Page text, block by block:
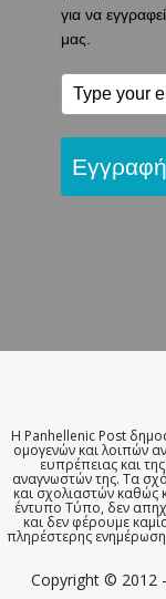
για να
μας.
Εγγραφή
Η Panhellenic Post
ομογενών και λοιπών
ευπρέπειας και
αναγνωστών της. Τα
και σχολιαστών καθώς
έντυπο Τύπο, δεν
και δεν φέρουμε
πληρέστερης
Copyright © 2012